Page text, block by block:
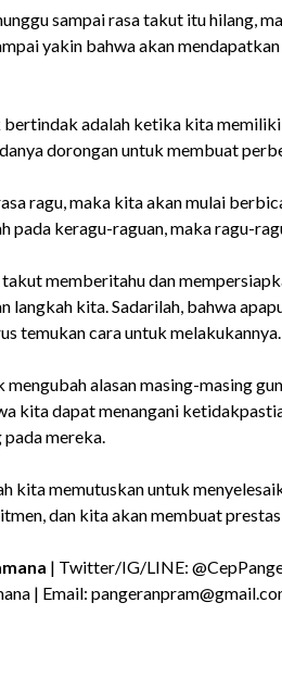
sampai rasa takut itu hilang,
yakin bahwa akan
adalah ketika kita
dorongan untuk membuat
ragu, maka kita akan mulai
pada keragu-raguan, maka ragu-
memberitahu dan
langkah kita. Sadarilah, bahwa
temukan cara untuk melakukannya.
mengubah alasan masing-masing
kita dapat menangani
mereka.
kita memutuskan untuk
dan kita akan membuat
| Twitter/IG/LINE:
| Email: